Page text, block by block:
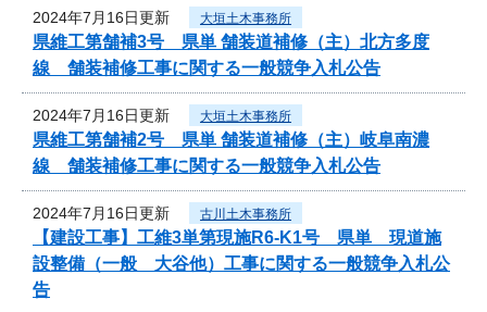
2024年7月16日更新 大垣土木事務所
県維工第舗補3号 県単 舗装道補修（主）北方多度
線 舗装補修工事に関する一般競争入札公告
2024年7月16日更新 大垣土木事務所
県維工第舗補2号 県単 舗装道補修（主）岐阜南濃
線 舗装補修工事に関する一般競争入札公告
2024年7月16日更新 古川土木事務所
【建設工事】工維3単第現施R6-K1号 県単 現道施
設整備（一般 大谷他）工事に関する一般競争入札公
告